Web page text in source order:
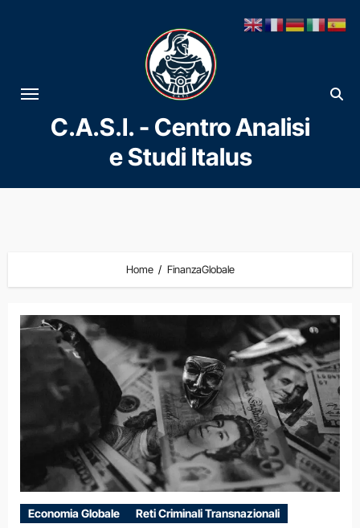
al
contenuto
C.A.S.I. - Centro Analisi
e Studi Italus
Home FinanzaGlobale
Economia Globale Reti Criminali Transnazionali